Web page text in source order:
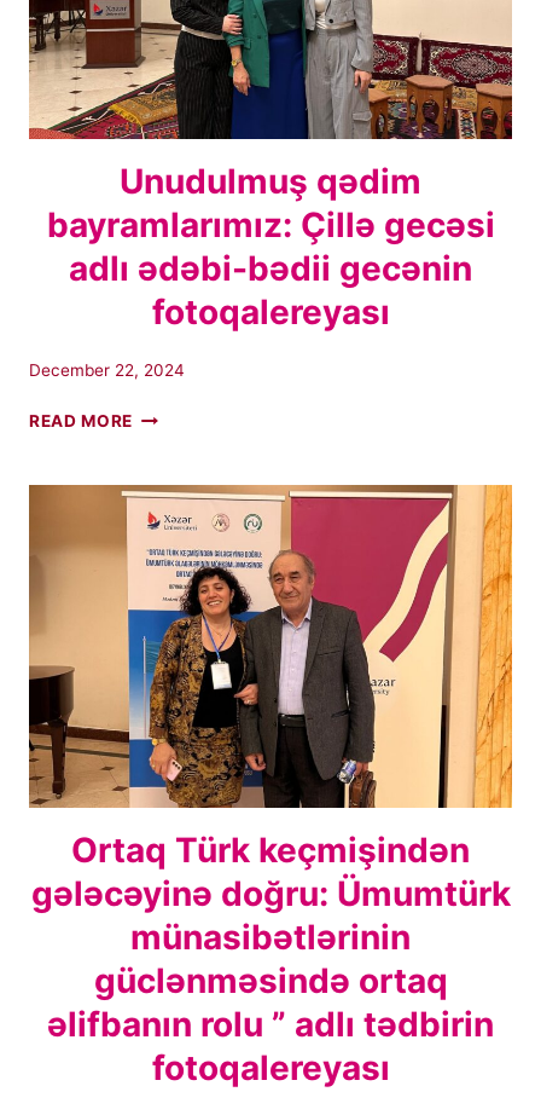
Unudulmuş qədim
bayramlarımız: Çillə gecəsi
adlı ədəbi-bədii gecənin
fotoqalereyası
December 22, 2024
READ MORE UNUDULMUŞ
ÇILLƏ
GECƏSI
ƏDƏBI-
BƏDII
GECƏNIN
FOTOQALEREYASI
Ortaq Türk keçmişindən
gələcəyinə doğru: Ümumtürk
münasibətlərinin
güclənməsində ortaq
əlifbanın rolu ” adlı tədbirin
fotoqalereyası